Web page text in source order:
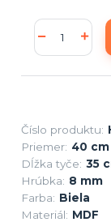
Číslo produktu:
Priemer: 40 cm
Dĺžka tyče: 35
Hrúbka: 8 mm
Farba: Biela
Materiál: MDF